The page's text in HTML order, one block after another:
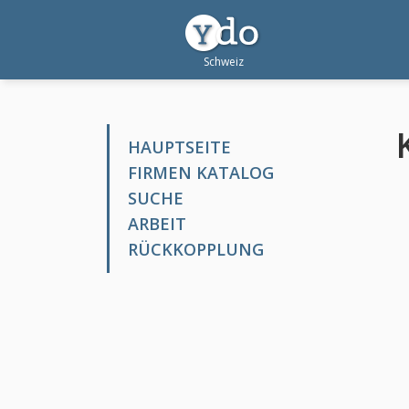
HAUPTSEITE
FIRMEN KATALOG
SUCHE
ARBEIT
RÜCKKOPPLUNG